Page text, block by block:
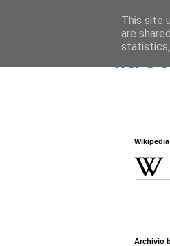
Wikipedia
Archivio
This site
are
statistics,